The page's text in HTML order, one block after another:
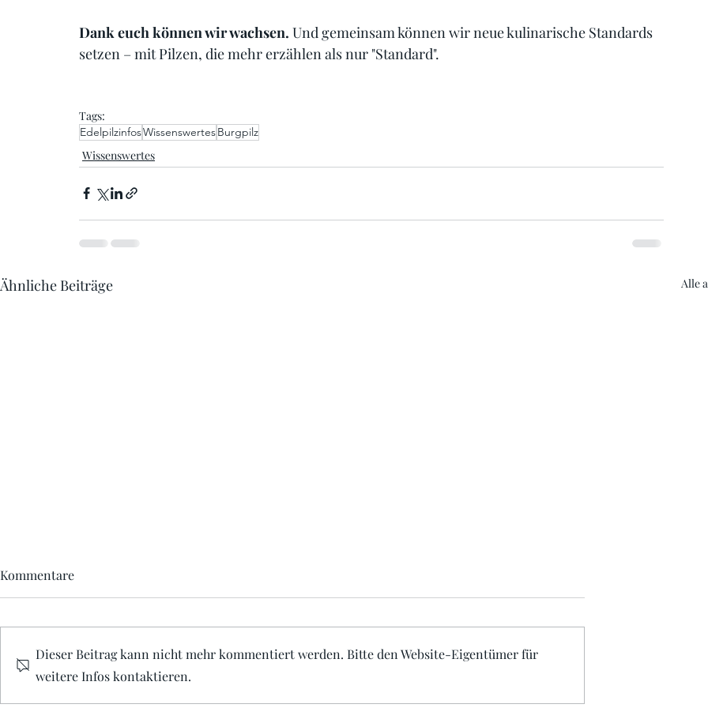
Dank euch können wir wachsen. Und gemeinsam können wir neue kulinarische Standards
setzen – mit Pilzen, die mehr erzählen als nur "Standard".
Tags:
EdelpilzinfosWissenswertesBurgpilz
Wissenswertes
Ähnliche Beiträge Alle
Unser Burgpilz: Der
Kommentare
Dieser Beitrag kann nicht mehr kommentiert werden. Bitte den Website-Eigentümer für
weitere Infos kontaktieren.